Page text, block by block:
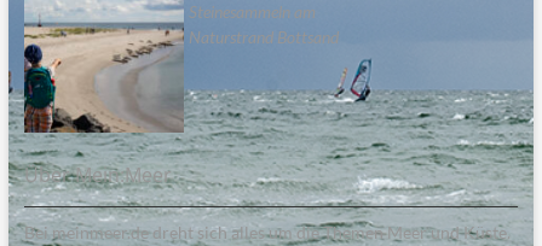
Steinesammeln am
Naturstrand Bottsand
Über Mein:Meer
Bei meinmeer.de dreht sich alles um die Themen Meer und Küste.